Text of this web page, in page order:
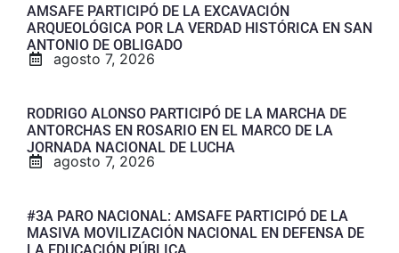
AMSAFE PARTICIPÓ DE LA EXCAVACIÓN
ARQUEOLÓGICA POR LA VERDAD HISTÓRICA EN SAN
ANTONIO DE OBLIGADO
agosto 7, 2026
RODRIGO ALONSO PARTICIPÓ DE LA MARCHA DE
ANTORCHAS EN ROSARIO EN EL MARCO DE LA
JORNADA NACIONAL DE LUCHA
agosto 7, 2026
#3A PARO NACIONAL: AMSAFE PARTICIPÓ DE LA
MASIVA MOVILIZACIÓN NACIONAL EN DEFENSA DE